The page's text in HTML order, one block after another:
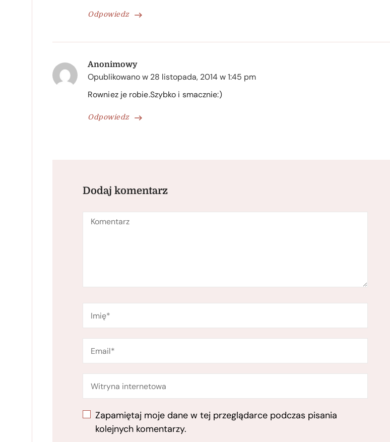
Odpowiedz
Anonimowy
Opublikowano w 28 listopada, 2014 w 1:45 pm
Odpowiedz
Rowniez je robie.Szybko i smacznie:)
Dodaj komentarz
Zapamiętaj moje dane w tej przeglądarce podczas pisania
kolejnych komentarzy.